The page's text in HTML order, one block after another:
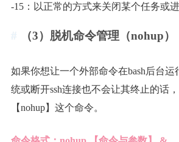
-15：以正常的方式来关闭某个任务或
（3）脱机命令管理（nohup）
如果你想让一个外部命令在bash后台运
统或断开ssh连接也不会让其终止的话
【nohup】这个命令。